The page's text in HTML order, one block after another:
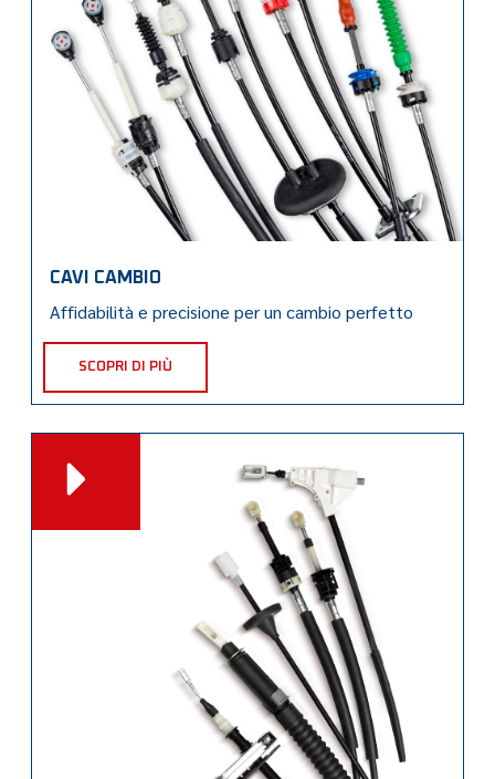
CAVI CAMBIO
Affidabilità e precisione per un cambio perfetto
SCOPRI DI PIÙ